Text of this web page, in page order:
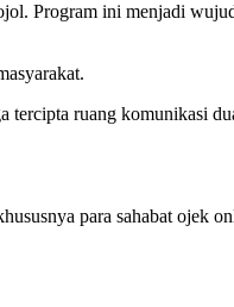
Program ini menjadi
tercipta ruang komunikasi
para sahabat ojek